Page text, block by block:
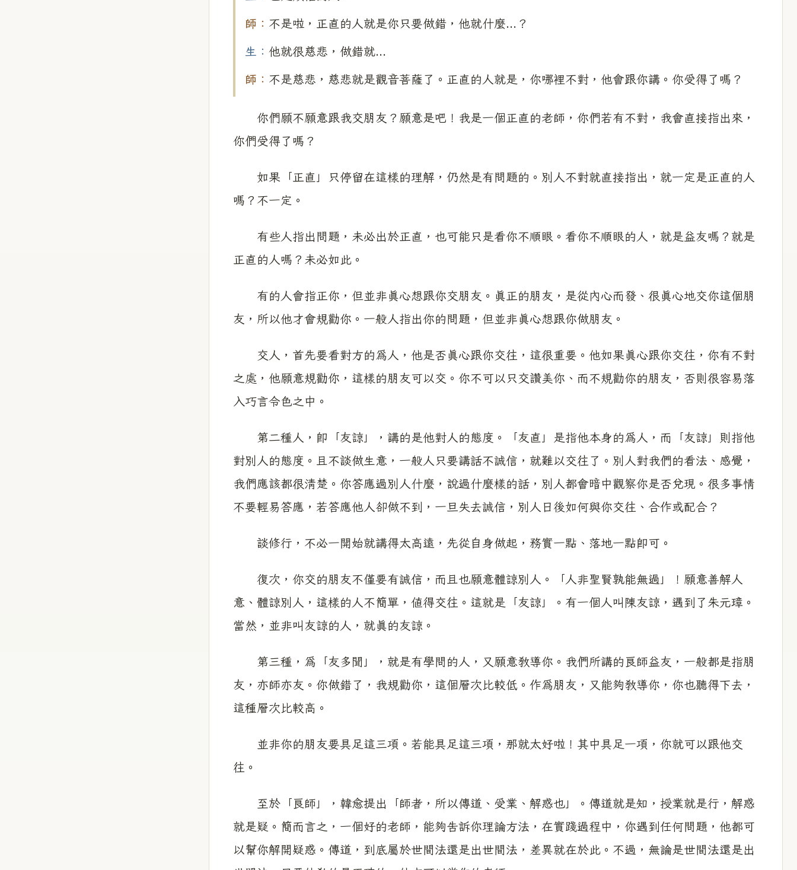
師： 不是啦，正直的人就是你只要做錯，他就什麼...？
生： 他就很慈悲，做錯就...
師： 不是慈悲，慈悲就是觀音菩薩了。正直的人就是，你哪裡不對，他會跟你講。你受得了嗎？
你們願不願意跟我交朋友？願意是吧！我是一個正直的老師，你們若有不對，我會直接指出來，
你們受得了嗎？
如果「正直」只停留在這樣的理解，仍然是有問題的。別人不對就直接指出，就一定是正直的人
嗎？不一定。
有些人指出問題，未必出於正直，也可能只是看你不順眼。看你不順眼的人，就是益友嗎？就是
正直的人嗎？未必如此。
有的人會指正你，但並非真心想跟你交朋友。真正的朋友，是從內心而發、很真心地交你這個朋
友，所以他才會規勸你。一般人指出你的問題，但並非真心想跟你做朋友。
交人，首先要看對方的為人，他是否真心跟你交往，這很重要。他如果真心跟你交往，你有不對
之處，他願意規勸你，這樣的朋友可以交。你不可以只交讚美你、而不規勸你的朋友，否則很容易落
入巧言令色之中。
第二種人，即「友諒」，講的是他對人的態度。「友直」是指他本身的為人，而「友諒」則指他
對別人的態度。且不談做生意，一般人只要講話不誠信，就難以交往了。別人對我們的看法、感覺，
我們應該都很清楚。你答應過別人什麼，說過什麼樣的話，別人都會暗中觀察你是否兌現。很多事情
不要輕易答應，若答應他人卻做不到，一旦失去誠信，別人日後如何與你交往、合作或配合？
談修行，不必一開始就講得太高遠，先從自身做起，務實一點、落地一點即可。
復次，你交的朋友不僅要有誠信，而且也願意體諒別人。「人非聖賢孰能無過」！願意善解人
意、體諒別人，這樣的人不簡單，值得交往。這就是「友諒」。有一個人叫陳友諒，遇到了朱元璋。
當然，並非叫友諒的人，就真的友諒。
第三種，爲「友多聞」，就是有學問的人，又願意教導你。我們所講的良師益友，一般都是指朋
友，亦師亦友。你做錯了，我規勸你，這個層次比較低。作爲朋友，又能夠教導你，你也聽得下去，
這種層次比較高。
並非你的朋友要具足這三項。若能具足這三項，那就太好啦！其中具足一項，你就可以跟他交
往。
至於「良師」，韓愈提出「師者，所以傳道、受業、解惑也」。傳道就是知，授業就是行，解惑
就是疑。簡而言之，一個好的老師，能夠告訴你理論方法，在實踐過程中，你遇到任何問題，他都可
以幫你解開疑惑。傳道，到底屬於世間法還是出世間法，差異就在於此。不過，無論是世間法還是出